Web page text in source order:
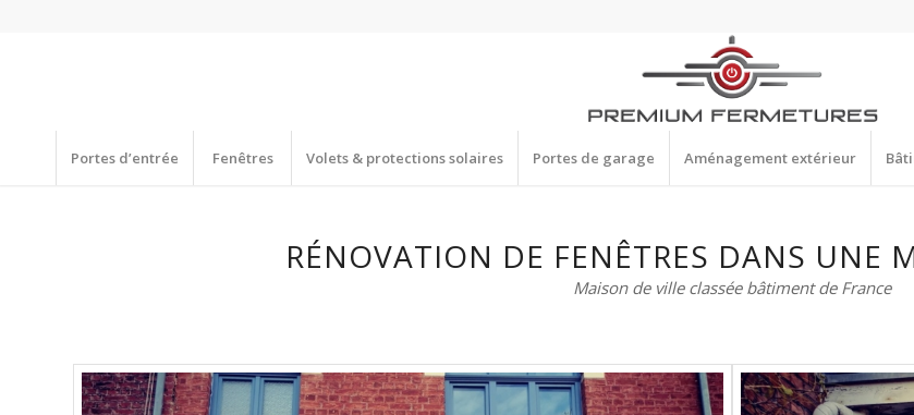
Portes d’entrée Fenêtres Volets & protections solaires Portes de garage Aménagement extérieur
RÉNOVATION DE FENÊTRES DANS UNE
Maison de ville classée bâtiment de France